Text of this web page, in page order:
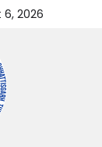
2026